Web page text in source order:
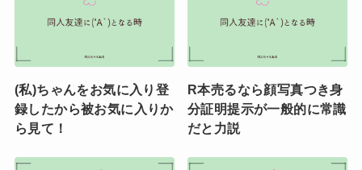
(私)ちゃんをお気に入り登
録したから被お気に入りか
ら見て！
R本売るなら顔写真つき身
分証明提示が一般的に常識
だと力説